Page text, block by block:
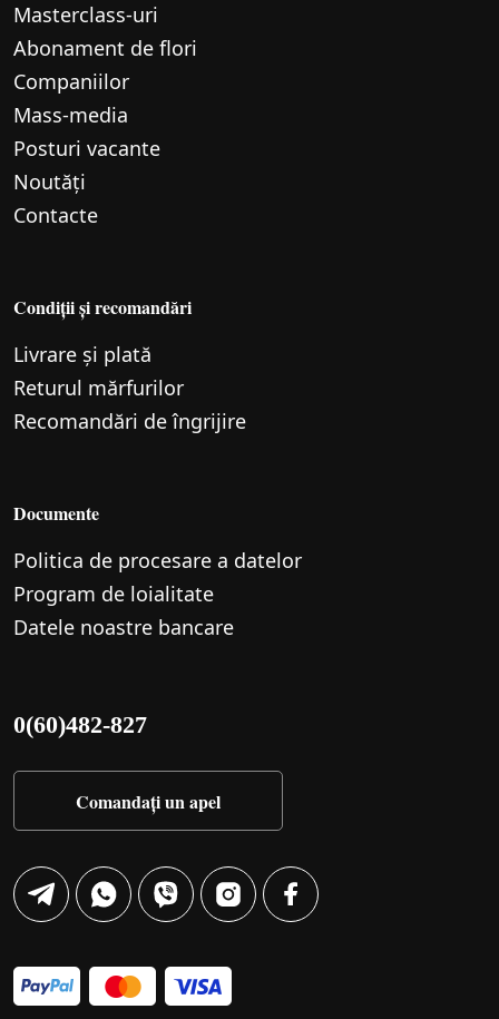
Маsterclass-uri
Abonament de flori
Companiilor
Mass-media
Posturi vacante
Noutăți
Contacte
Condiții și recomandări
Livrare și plată
Returul mărfurilor
Recomandări de îngrijire
Documente
Politica de procesare a datelor
Program de loialitate
Datele noastre bancare
0(60)482-827
Comandați un apel